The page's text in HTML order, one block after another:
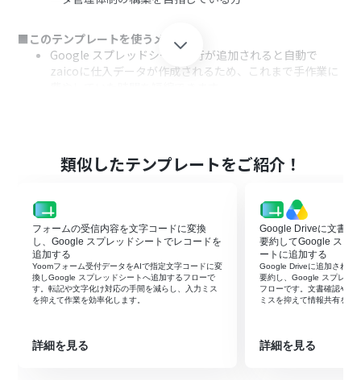
■このテンプレートを使うメリット
Google スプレッドシートに行が追加されると自動で
zaicoに仕入データが作成されるため、これまで手作業に
■フローボットの流れ
連携します
次に、トリガーでGoogle スプレッドシートを選択し、
「行が追加されたら」というアクションを設定します
次に、オペレーションでzaicoを選択し、「仕入データを
作成」するアクションを設定します。ここで、トリガーで
取得したスプレッドシートの情報をマッピングします
最後に、オペレーションで再度Google スプレッドシート
zaicoへの連携が完了した旨などをシートに追記します
類似したテンプレートをご紹介！
フォームの受信内容を文字コードに変換
し、Google スプレッドシートでレコードを
追加する
Yoomフォーム受付データをAIで指定文字コードに変
換しGoogle スプレッドシートへ追加するフローで
す。転記や文字化け対応の手間を減らし、入力ミス
を抑えて作業を効率化します。
詳細を見る
Google Driveに文書が
要約してGoogle スプ
ートに追加する
Google Driveに追加された
要約し、Google スプレッ
フローです。文書確認や転
ミスを抑えて情報共有を早
詳細を見る